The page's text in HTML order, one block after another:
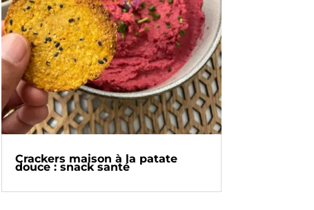
Crackers maison à la patate
douce : snack santé